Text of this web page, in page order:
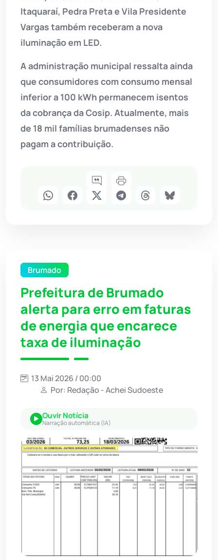
Itaquaraí, Pedra Preta e Vila Presidente
Vargas também receberam a nova
iluminação em LED.
A administração municipal ressalta ainda
que consumidores com consumo mensal
inferior a 100 kWh permanecem isentos
da cobrança da Cosip. Atualmente, mais
de 18 mil famílias brumadenses não
pagam a contribuição.
Brumado
Prefeitura de Brumado
alerta para erro em faturas
de energia que encarece
taxa de iluminação
13 Mai 2026 / 00:00
Por: Redação - Achei Sudoeste
Ouvir Notícia
Narração automática (IA)